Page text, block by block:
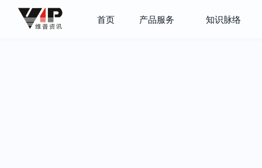
首页 产品服务 知识脉络